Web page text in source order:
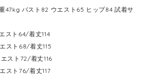
47kg バスト82 ウエスト65 ヒップ84 試着サ
ト64/着丈114
ト68/着丈115
スト72/着丈116
ト76/着丈117